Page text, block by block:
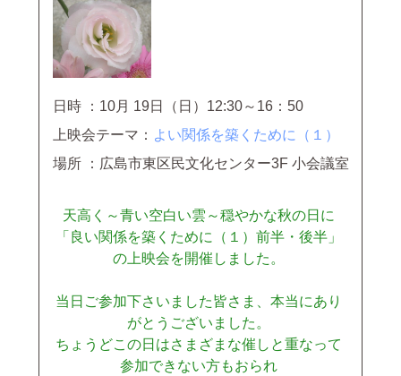
日時 ：10月 19日（日）12:30～16：50
上映会テーマ： よい関係を築くために（１）
場所 ：広島市東区民文化センター3F 小会議室
天高く～青い空白い雲～穏やかな秋の日に
「良い関係を築くために（１）前半・後半」
の上映会を開催しました。
当日ご参加下さいました皆さま、本当にあり
がとうございました。
ちょうどこの日はさまざまな催しと重なって
参加できない方もおられ